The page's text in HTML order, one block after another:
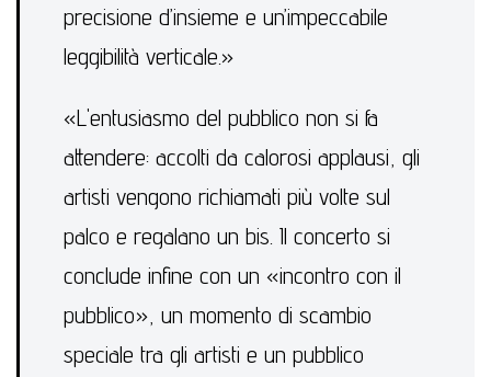
precisione d’insieme e un’impeccabile
leggibilità verticale.»
«L'entusiasmo del pubblico non si fa
attendere: accolti da calorosi applausi, gli
artisti vengono richiamati più volte sul
palco e regalano un bis. Il concerto si
conclude infine con un «incontro con il
pubblico», un momento di scambio
speciale tra gli artisti e un pubblico